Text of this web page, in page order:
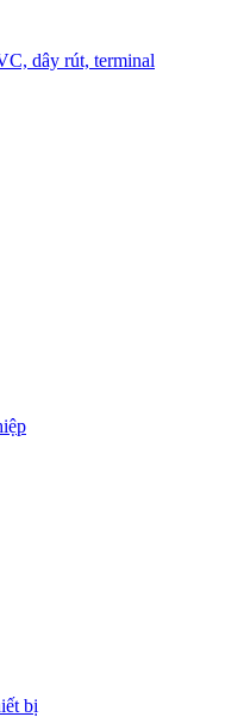
dây rút, terminal
bị